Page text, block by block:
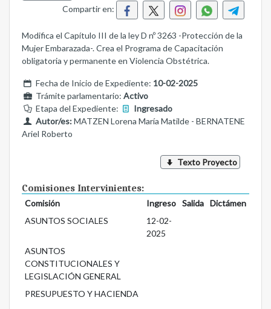
Compartir en:
Modifica el Capítulo III de la ley D nº 3263 -Protección de la
Mujer Embarazada-. Crea el Programa de Capacitación
obligatoria y permanente en Violencia Obstétrica.
Fecha de Inicio de Expediente: 10-02-2025
Trámite parlamentario: Activo
Etapa del Expediente:
Ingresado
Autor/es:MATZEN Lorena María Matilde - BERNATENE
Ariel Roberto
Texto Proyecto
Comisiones Intervinientes:
Comisión Ingreso Salida
Dictámen
ASUNTOS SOCIALES
12-02-
2025
ASUNTOS
CONSTITUCIONALES Y
LEGISLACIÓN GENERAL
PRESUPUESTO Y HACIENDA